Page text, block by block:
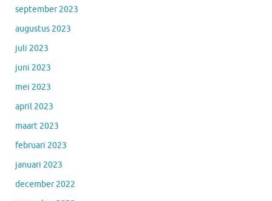
september 2023
augustus 2023
juli 2023
juni 2023
mei 2023
april 2023
maart 2023
februari 2023
januari 2023
december 2022